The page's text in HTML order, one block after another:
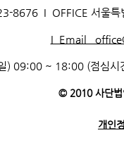
I OFFICE 서울특
I Email
) 09:00 ~ 18:00 (점심
© 2010 사단법
개인